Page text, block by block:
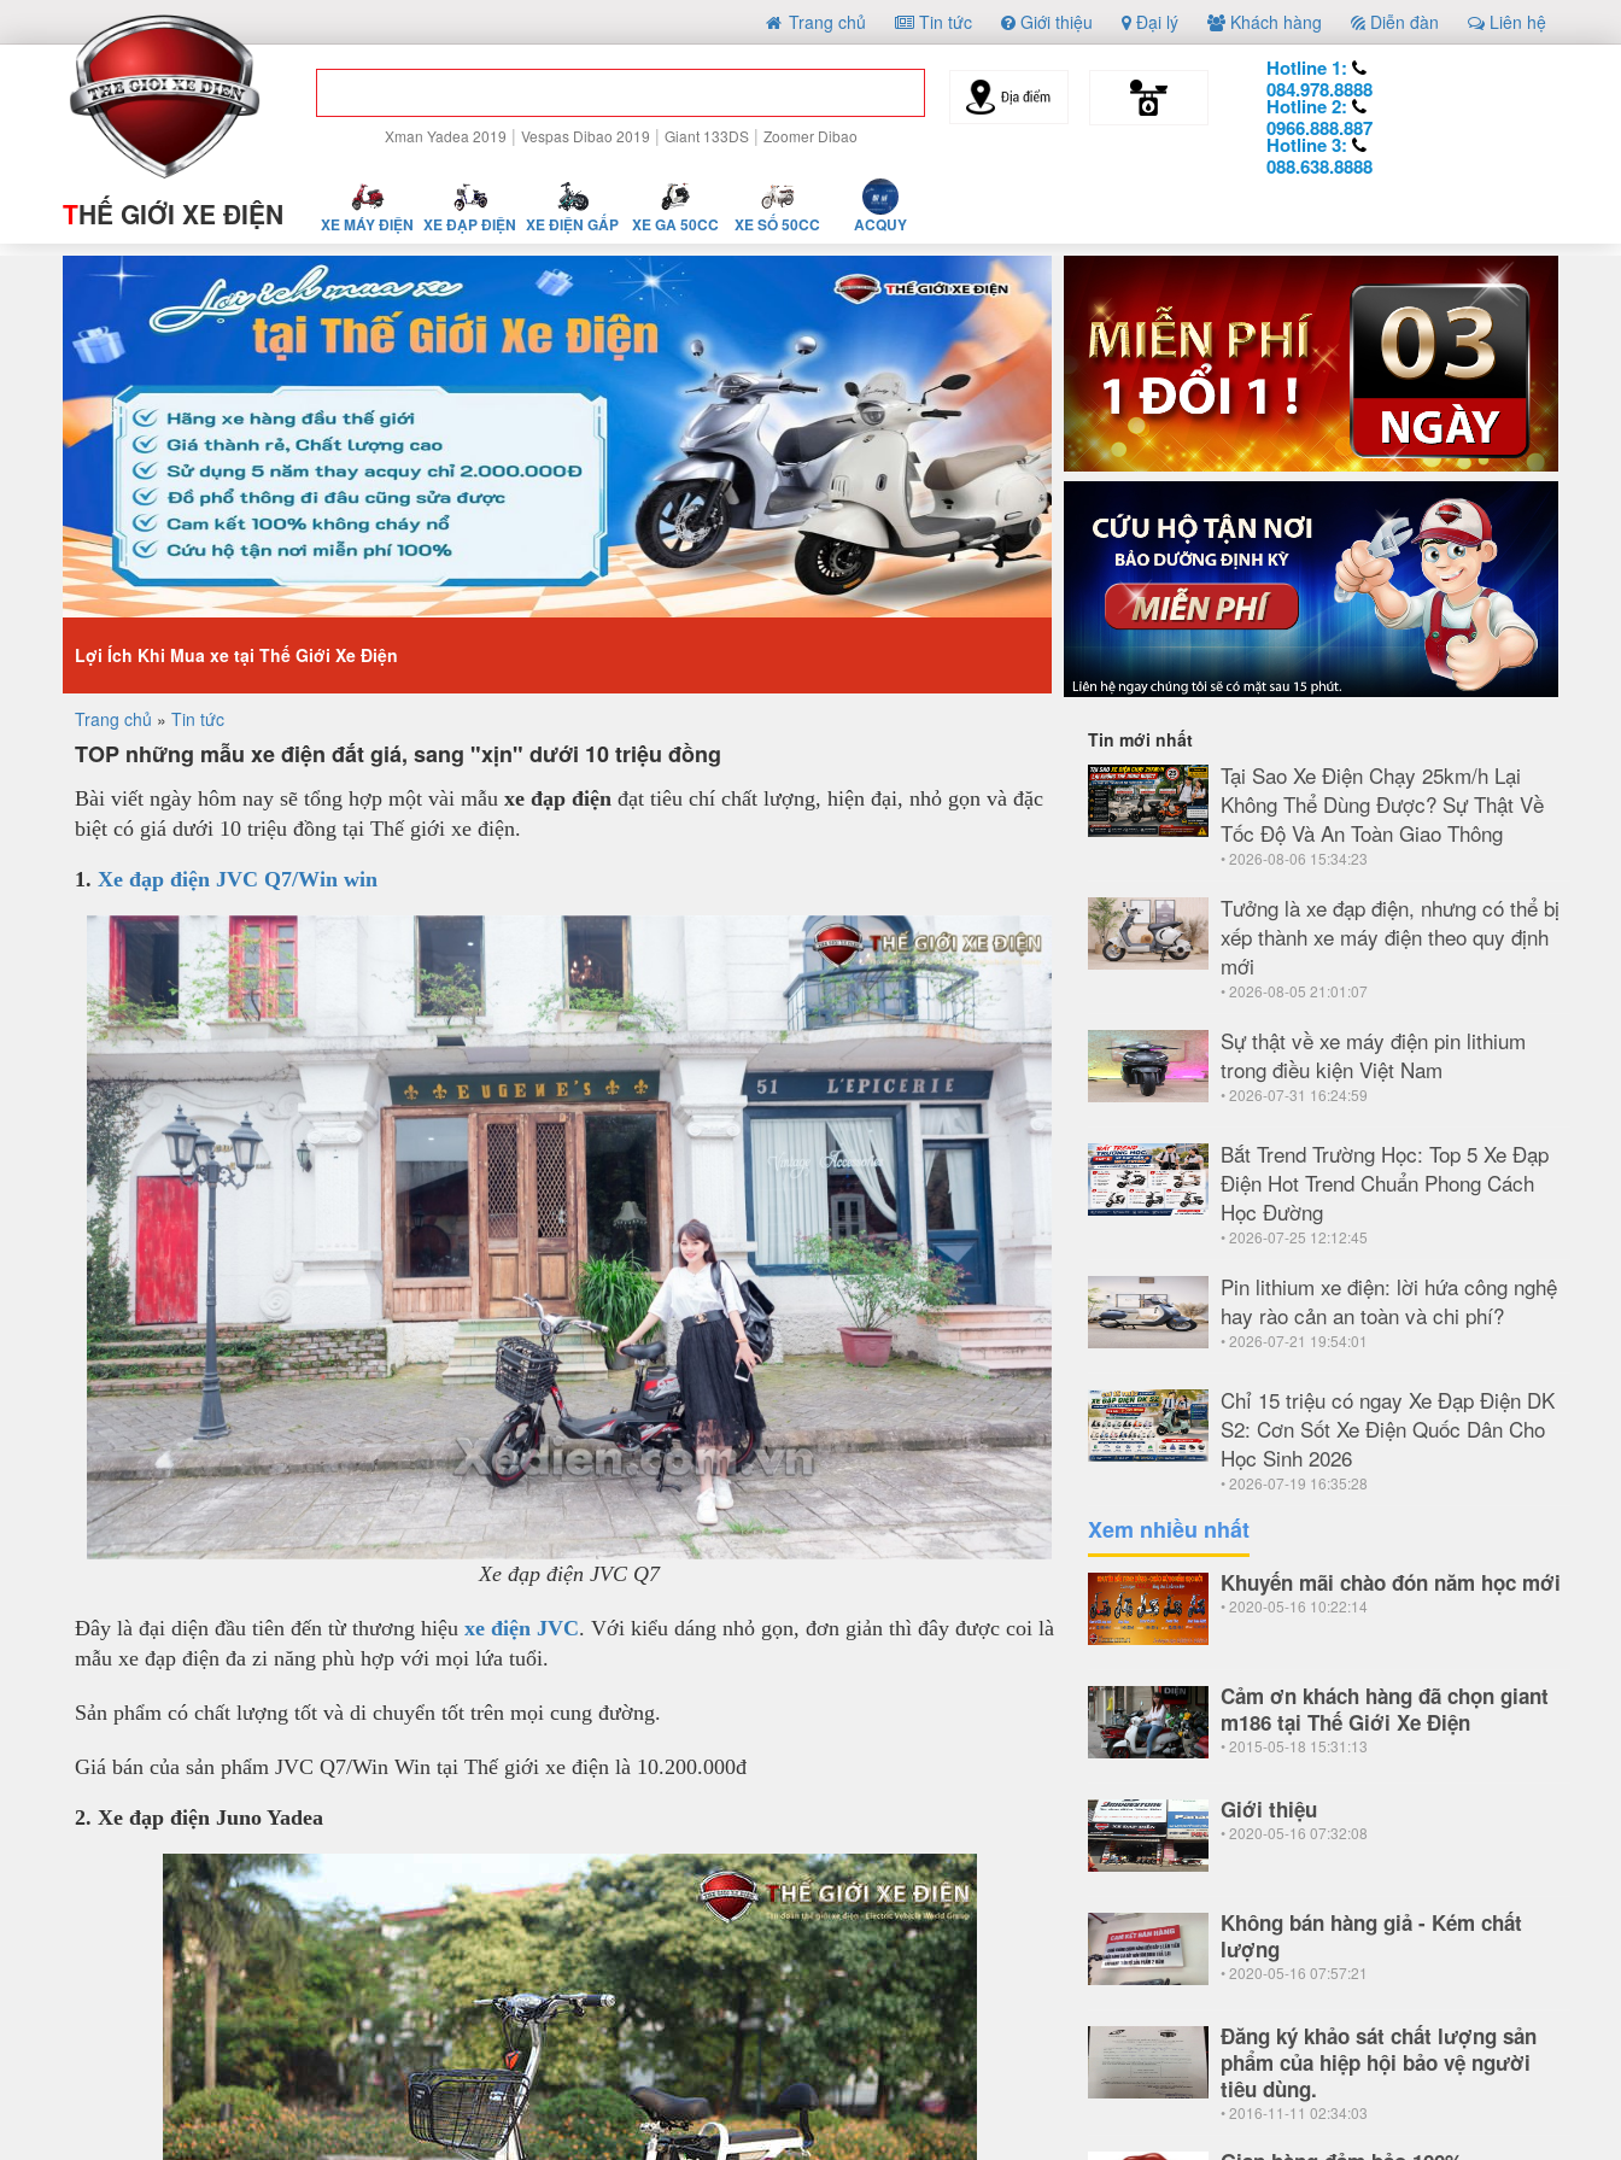
Liên hệ
Diễn đàn
Khách hàng
Đại lý
Giới thiệu
Tin tức
Trang chủ
THẾ GIỚI XE ĐIỆN
Xman Yadea 2019 | Vespas Dibao 2019 | Giant 133DS | Zoomer Dibao
Hotline 1:
084.978.8888
Hotline 2:
0966.888.887
Hotline 3:
088.638.8888
XE MÁY ĐIỆN XE ĐẠP ĐIỆN XE ĐIỆN GẤP XE GA 50CC XE SỐ 50CC ACQUY
Lợi Ích Khi Mua xe tại Thế Giới Xe Điện
Trang chủ » Tin tức
TOP những mẫu xe điện đắt giá, sang "xịn" dưới 10 triệu đồng
Bài viết ngày hôm nay sẽ tổng hợp một vài mẫu xe đạp điện đạt tiêu chí chất lượng, hiện đại, nhỏ gọn và đặc
biệt có giá dưới 10 triệu đồng tại Thế giới xe điện.
1. Xe đạp điện JVC Q7/Win win
Xe đạp điện JVC Q7
Đây là đại diện đầu tiên đến từ thương hiệu xe điện JVC. Với kiểu dáng nhỏ gọn, đơn giản thì đây được coi là
mẫu xe đạp điện đa zi năng phù hợp với mọi lứa tuổi.
Sản phẩm có chất lượng tốt và di chuyển tốt trên mọi cung đường.
Giá bán của sản phẩm JVC Q7/Win Win tại Thế giới xe điện là 10.200.000đ
2. Xe đạp điện Juno Yadea
Tin mới nhất
Tại Sao Xe Điện Chạy 25km/h Lại
Không Thể Dùng Được? Sự Thật Về
Tốc Độ Và An Toàn Giao Thông
• 2026-08-06 15:34:23
Tưởng là xe đạp điện, nhưng có thể bị
xếp thành xe máy điện theo quy định
mới
• 2026-08-05 21:01:07
Sự thật về xe máy điện pin lithium
trong điều kiện Việt Nam
• 2026-07-31 16:24:59
Bắt Trend Trường Học: Top 5 Xe Đạp
Điện Hot Trend Chuẩn Phong Cách
Học Đường
• 2026-07-25 12:12:45
Pin lithium xe điện: lời hứa công nghệ
hay rào cản an toàn và chi phí?
• 2026-07-21 19:54:01
Chỉ 15 triệu có ngay Xe Đạp Điện DK
S2: Cơn Sốt Xe Điện Quốc Dân Cho
Học Sinh 2026
• 2026-07-19 16:35:28
Xem nhiều nhất
Khuyến mãi chào đón năm học mới
• 2020-05-16 10:22:14
Cảm ơn khách hàng đã chọn giant
m186 tại Thế Giới Xe Điện
• 2015-05-18 15:31:13
Giới thiệu
• 2020-05-16 07:32:08
Không bán hàng giả - Kém chất
lượng
• 2020-05-16 07:57:21
Đăng ký khảo sát chất lượng sản
phẩm của hiệp hội bảo vệ người
tiêu dùng.
• 2016-11-11 02:34:03